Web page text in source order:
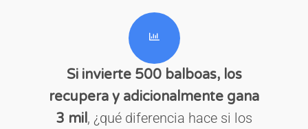
Si invierte 500 balboas, los
recupera y adicionalmente gana
3 mil, ¿qué diferencia hace si los